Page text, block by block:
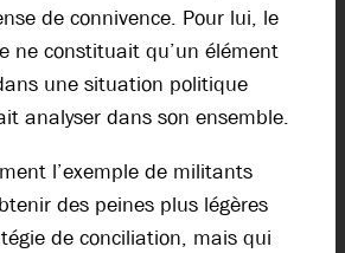
de connivence. Pour lui, le
ne constituait qu’un élément
une situation politique
analyser dans son ensemble.
l’exemple de militants
des peines plus légères
de conciliation, mais qui